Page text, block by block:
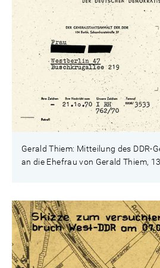
Gerald Thiem: Mitteilung des DDR-
an die Ehefrau von Gerald Thiem,